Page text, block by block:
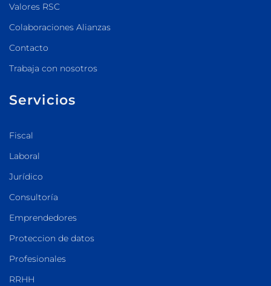
Valores RSC
Colaboraciones Alianzas
Contacto
Trabaja con nosotros
Servicios
Fiscal
Laboral
Jurídico
Consultoría
Emprendedores
Proteccion de datos
Profesionales
RRHH